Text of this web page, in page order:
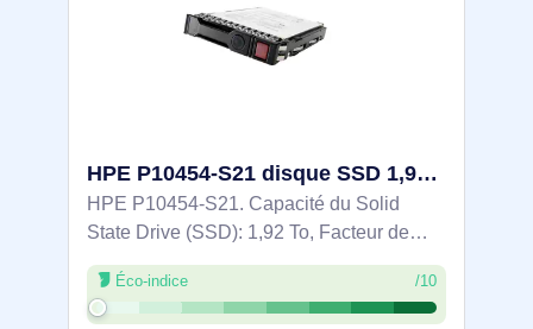
HPE P10454-S21 disque SSD 1,92 To 2.5" SAS TLC
HPE P10454-S21. Capacité du Solid
State Drive (SSD): 1,92 To, Facteur de
forme SSD: 2.5", Vitesse de lecture: 810
Mo/s, Vitesse d'écriture: 635 Mo/s, Taux de
transfert des données: 12 Gbit/s,
Éco-indice /10